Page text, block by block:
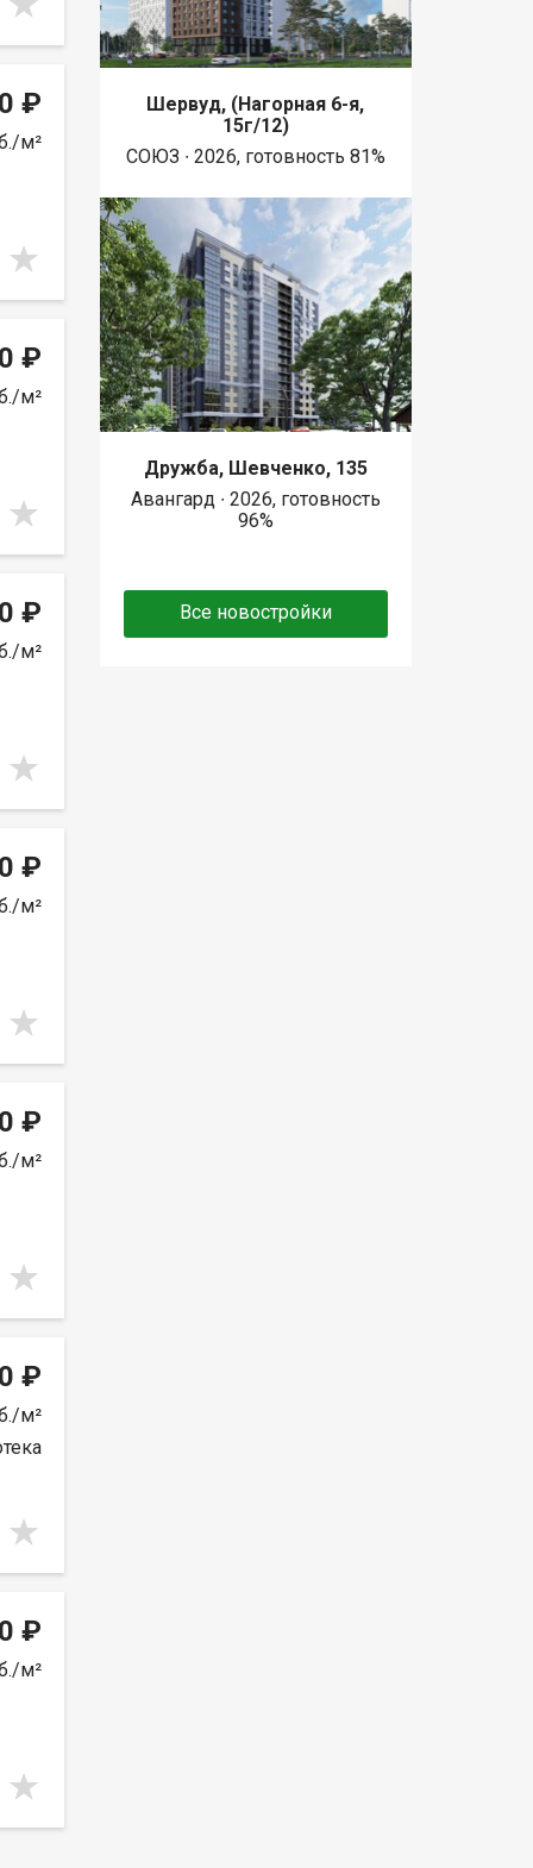
₽
м²
₽
м²
₽
м²
₽
м²
₽
м²
₽
м²
₽
м²
Шервуд, (Нагорная 6-я,
15г/12)
СОЮЗ ∙ 2026, готовность 81%
Дружба, Шевченко, 135
Авангард ∙ 2026, готовность
96%
Все новостройки